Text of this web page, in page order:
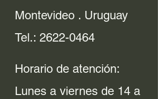
Montevideo . Uruguay
Tel.: 2622-0464
Horario de atención:
Lunes a viernes de 14 a